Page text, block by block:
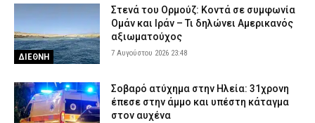
Θεσσαλονίκη: Μεγάλη κινητοποίηση για φωτιά στο Μονοπήγαδο
– Επιχειρούν ισχυρές επίγειες και εναέριες δυνάμεις
ΕΙΔΗΣΕΙΣ 7 Αυγούστου 2026 17:00
Γρεβενά: Ο Σύλλογος Αλληλεγγύης και Εθελοντισμού «Ελπίδα»
προχώρησε σε δωρεά ειδών ιματισμού στο Αστυνομικό Τμήμα
ΣΩΜΑΤΑ ΑΣΦΑΛΕΙΑΣ 7 Αυγούστου 2026 16:48
ΔΙΕΘΝΗ
Στενά του Ορμούζ: Κοντά σε συμφωνία
Ομάν και Ιράν – Τι δηλώνει Αμερικανός
αξιωματούχος
7 Αυγούστου 2026 23:48
Σοβαρό ατύχημα στην Ηλεία: 31χρονη
έπεσε στην άμμο και υπέστη κάταγμα
στον αυχένα